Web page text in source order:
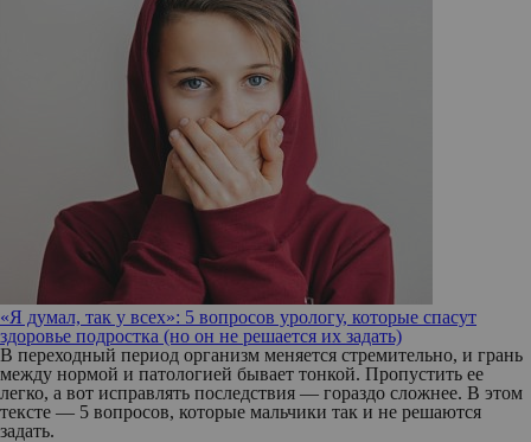
«Я думал, так у всех»: 5 вопросов урологу, которые спасут
здоровье подростка (но он не решается их задать)
В переходный период организм меняется стремительно, и грань
между нормой и патологией бывает тонкой. Пропустить ее
легко, а вот исправлять последствия — гораздо сложнее. В этом
тексте — 5 вопросов, которые мальчики так и не решаются
задать.